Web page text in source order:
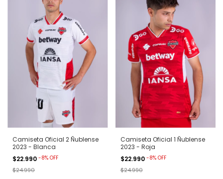
Camiseta Oficial 2 Ñublense
2023 - Blanca
$22.990 -8% OFF
$24.990
Camiseta Oficial 1 Ñublense
2023 - Roja
$22.990 -8% OFF
$24.990